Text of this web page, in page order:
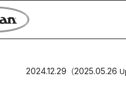
2024.12.29 （2025.05.26